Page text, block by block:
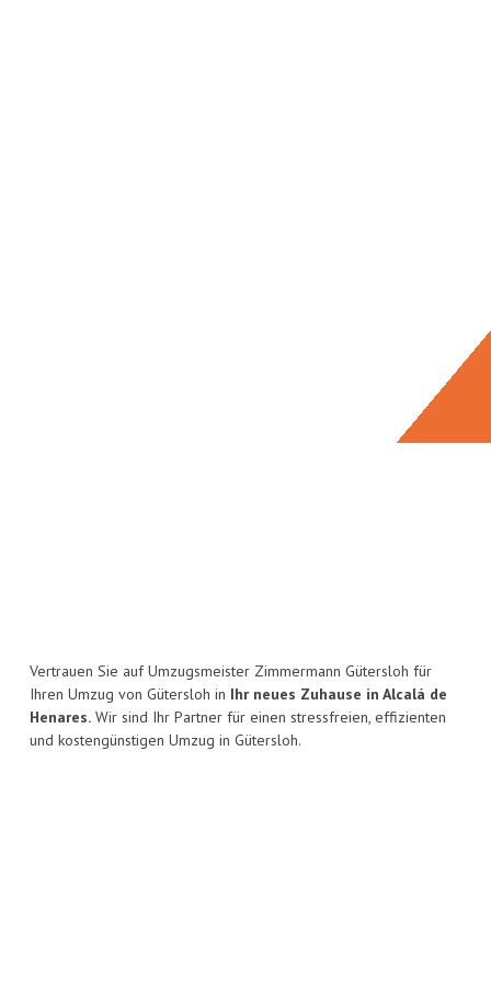
Vertrauen Sie auf Umzugsmeister Zimmermann Gütersloh für
Ihren Umzug von Gütersloh in Ihr neues Zuhause in Alcalá de
Henares. Wir sind Ihr Partner für einen stressfreien, effizienten
und kostengünstigen Umzug in Gütersloh.